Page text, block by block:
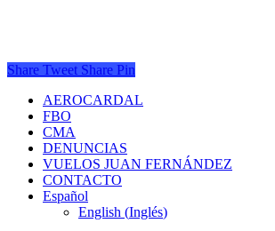
Share Tweet Share Pin
AEROCARDAL
FBO
CMA
DENUNCIAS
VUELOS JUAN FERNÁNDEZ
CONTACTO
Español
English (Inglés)